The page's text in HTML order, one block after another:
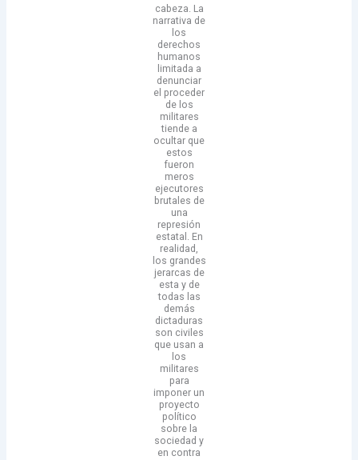
cabeza. La
narrativa de
los
derechos
humanos
limitada a
denunciar
el proceder
de los
militares
tiende a
ocultar que
estos
fueron
meros
ejecutores
brutales de
una
represión
estatal. En
realidad,
los grandes
jerarcas de
esta y de
todas las
demás
dictaduras
son civiles
que usan a
los
militares
para
imponer un
proyecto
político
sobre la
sociedad y
en contra